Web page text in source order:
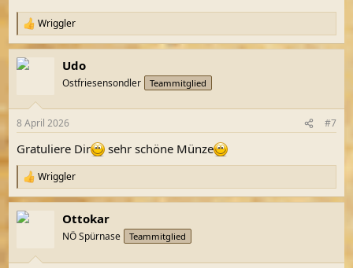
R
e
a
k
e
:
Wriggler
Udo
Ostfriesensondler Teammitglied
8 April 2026 #7
Gratuliere Dir sehr schöne Münze
R
e
a
k
Wriggler
Ottokar
NÖ Spürnase Teammitglied